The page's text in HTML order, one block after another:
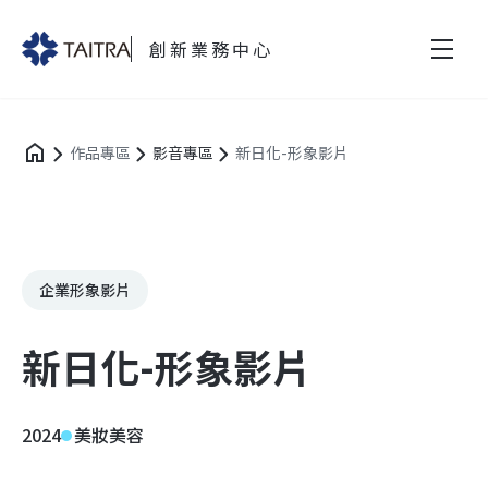
創新業務中心
作品專區 影音專區 新日化-形象影片
企業形象影片
新日化-形象影片
2024 美妝美容